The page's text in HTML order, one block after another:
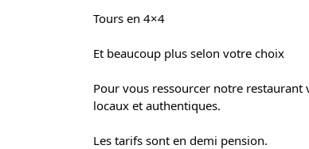
Tours en 4×4
Et beaucoup plus selon votre choix
Pour vous ressourcer notre
locaux et authentiques.
Les tarifs sont en demi pension.